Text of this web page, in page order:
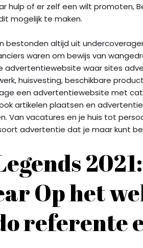
hulp of er zelf een wilt promoten,
mogelijk te maken.
bestonden altijd uit
waren om bewijs van
advertentiewebsite waar sites
huisvesting, beschikbare
een advertentiewebsite met
artikelen plaatsen en
Van vacatures en je huis tot
advertentie dat je maar kunt
2021:
Op het
referente